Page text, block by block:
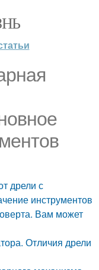
дрели с
инструментов
Вам может
Отличия дрели